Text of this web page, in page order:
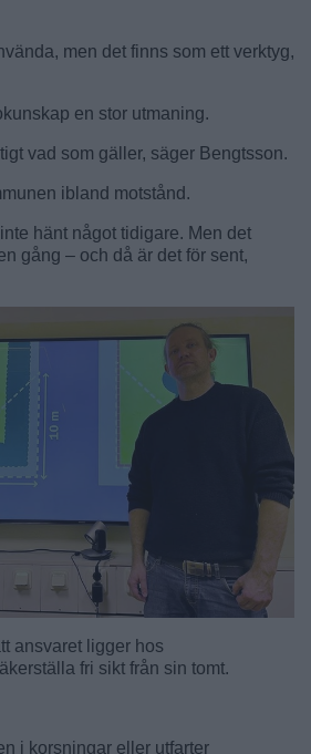
men det finns som ett verktyg,
en stor utmaning.
vad som gäller, säger Bengtsson.
ibland motstånd.
hänt något tidigare. Men det
gång – och då är det för sent,
ansvaret ligger hos
fri sikt från sin tomt.
i korsningar eller utfarter